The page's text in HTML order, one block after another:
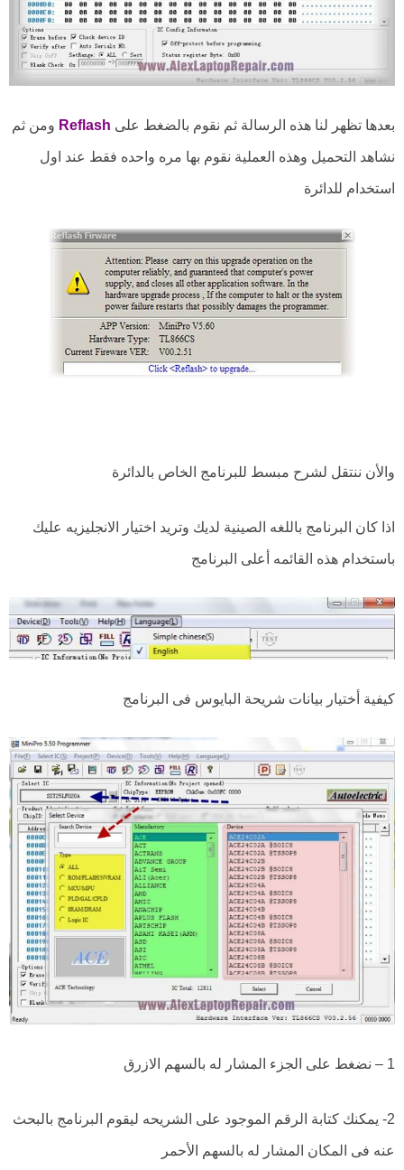
بعدها تظهر لنا هذه الرسالة ثم نقوم بالضغط على Reflash ومن ثم
نشاهد التحميل وهذه العملية نقوم بها مره واحده فقط عند اول
استخدام للدائرة
والأن ننتقل لشرح مبسط للبرنامج الخاص بالدائرة
اذا كان البرنامج باللغه الصينية لديك وتريد اختيار الانجليزيه عليك
باستخدام هذه القائمه أعلى البرنامج
كيفية أختيار بيانات شريحة البايوس فى البرنامج
1 – نضغط على الجزء المشار له بالسهم الازرق
2- يمكنك كتابة الرقم الموجود على الشريحه ليقوم البرنامج بالبحث
عنه فى المكان المشار له بالسهم الأحمر